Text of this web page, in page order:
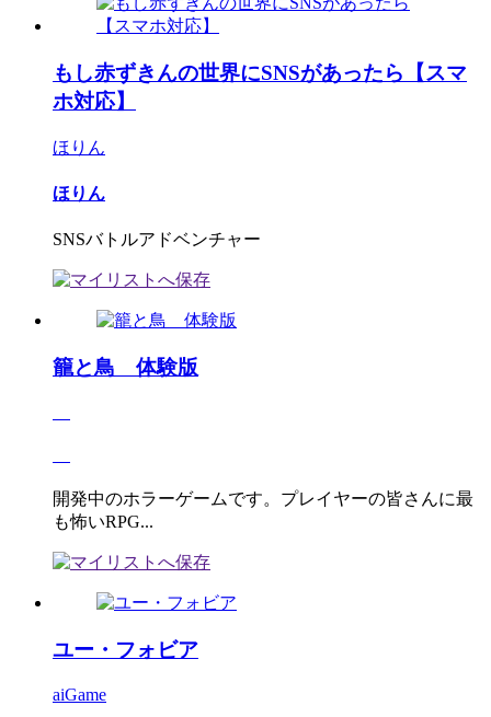
もし赤ずきんの世界にSNSがあったら【スマ
ホ対応】
ほりん
ほりん
SNSバトルアドベンチャー
籠と鳥 体験版
開発中のホラーゲームです。プレイヤーの皆さんに最
も怖いRPG...
ユー・フォビア
aiGame